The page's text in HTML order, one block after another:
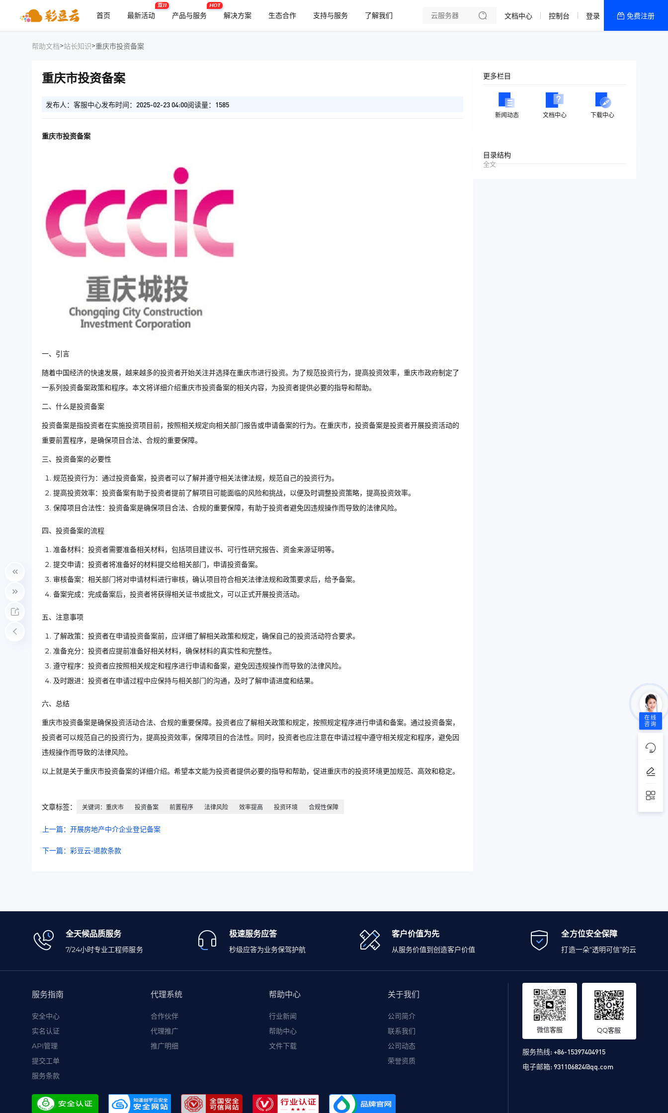
首页 最新活动
双11
产品与服务
HOT
解决方案 生态合作 支持与服务
了解我们
美国高防2区[推荐]
文档中心 控制台 登录 免费注册
帮助文档>站长知识>重庆市投资备案
重庆市投资备案
发布人：客服中心发布时间：2025-02-23 04:00阅读量：1585
重庆市投资备案
一、引言
随着中国经济的快速发展，越来越多的投资者开始关注并选择在重庆市进行投资。为了规范投资行为，提高投资效率，重庆市政府制定了
一系列投资备案政策和程序。本文将详细介绍重庆市投资备案的相关内容，为投资者提供必要的指导和帮助。
二、什么是投资备案
投资备案是指投资者在实施投资项目前，按照相关规定向相关部门报告或申请备案的行为。在重庆市，投资备案是投资者开展投资活动的
重要前置程序，是确保项目合法、合规的重要保障。
三、投资备案的必要性
规范投资行为：通过投资备案，投资者可以了解并遵守相关法律法规，规范自己的投资行为。
提高投资效率：投资备案有助于投资者提前了解项目可能面临的风险和挑战，以便及时调整投资策略，提高投资效率。
保障项目合法性：投资备案是确保项目合法、合规的重要保障，有助于投资者避免因违规操作而导致的法律风险。
四、投资备案的流程
准备材料：投资者需要准备相关材料，包括项目建议书、可行性研究报告、资金来源证明等。
提交申请：投资者将准备好的材料提交给相关部门，申请投资备案。
审核备案：相关部门将对申请材料进行审核，确认项目符合相关法律法规和政策要求后，给予备案。
备案完成：完成备案后，投资者将获得相关证书或批文，可以正式开展投资活动。
五、注意事项
了解政策：投资者在申请投资备案前，应详细了解相关政策和规定，确保自己的投资活动符合要求。
准备充分：投资者应提前准备好相关材料，确保材料的真实性和完整性。
遵守程序：投资者应按照相关规定和程序进行申请和备案，避免因违规操作而导致的法律风险。
及时跟进：投资者在申请过程中应保持与相关部门的沟通，及时了解申请进度和结果。
六、总结
重庆市投资备案是确保投资活动合法、合规的重要保障。投资者应了解相关政策和规定，按照规定程序进行申请和备案。通过投资备案，
投资者可以规范自己的投资行为，提高投资效率，保障项目的合法性。同时，投资者也应注意在申请过程中遵守相关规定和程序，避免因
违规操作而导致的法律风险。
以上就是关于重庆市投资备案的详细介绍。希望本文能为投资者提供必要的指导和帮助，促进重庆市的投资环境更加规范、高效和稳定。
文章标签： 关键词：重庆市 投资备案 前置程序 法律风险 效率提高 投资环境 合规性保障
上一篇：开展房地产中介企业登记备案
下一篇：彩豆云-退款条款
更多栏目
新闻动态 文档中心 下载中心
目录结构
全文
全天候品质服务
7/24小时专业工程师服务
极速服务应答
秒级应答为业务保驾护航
客户价值为先
从服务价值到创造客户价值
全方位安全保障
打造一朵“透明可信”的云
服务指南
安全中心
实名认证
API管理
提交工单
服务条款
代理系统
合作伙伴
代理推广
推广明细
帮助中心
行业新闻
帮助中心
文件下载
关于我们
公司简介
联系我们
公司动态
荣誉资质
微信客服 QQ客服
服务热线:+86-15397404915
电子邮箱:931106824@qq.com
在线
咨询